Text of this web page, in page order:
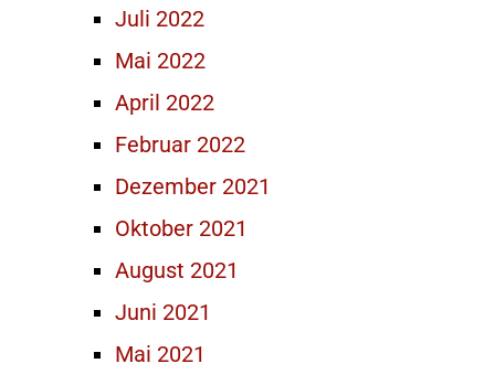
Juli 2022
Mai 2022
April 2022
Februar 2022
Dezember 2021
Oktober 2021
August 2021
Juni 2021
Mai 2021